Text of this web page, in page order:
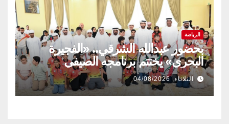
الرياضة
بحضور عبدالله الشرقي.. «الفجيرة
البحري» يختتم برنامجه الصيفي
الثلاثاء, 04/08/2026